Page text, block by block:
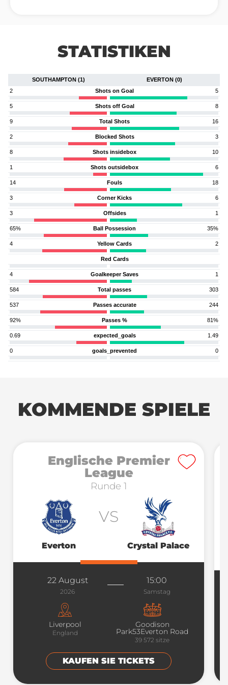
STATISTIKEN
SOUTHAMPTON (1)
EVERTON (0)
2
Shots on Goal 5
5 Shots off Goal 8
9 Total Shots 16
2 Blocked Shots 3
8 Shots insidebox 10
1 Shots outsidebox 6
14 Fouls 18
3 Corner Kicks 6
3 Offsides 1
65% Ball Possession 35%
4 Yellow Cards 2
Red Cards
4 Goalkeeper Saves 1
584 Total passes 303
537 Passes accurate 244
92% Passes % 81%
0.69 expected_goals 1.49
0 goals_prevented 0
KOMMENDE SPIELE
Englische Premier
League
Runde 1
Everton
VS
Crystal Palace
22 August
2026
15:00
Samstag
Liverpool
England
Goodison
Park53Everton Road
39 572 sitze
KAUFEN SIE TICKETS